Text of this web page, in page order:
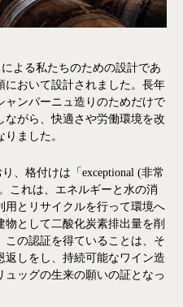
による私たちのための設計であ
において設計されました。長年
ャンパーニュ造りのためだけで
ながら、快適さや労働環境を改
りました。
り、格付けは「exceptional (非常
これは、エネルギーと水の消
用とリサイクルを行って環境へ
として二酸化炭素排出量を削
の認証を得ていることは、そ
しをし、持続可能なワイン造
ュッグの生来の願いの証となっ